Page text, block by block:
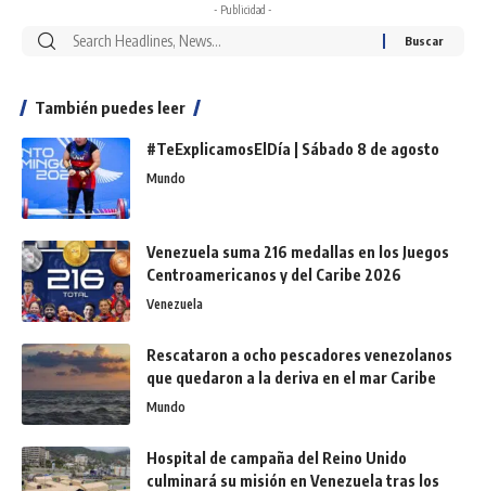
- Publicidad -
También puedes leer
#TeExplicamosElDía | Sábado 8 de agosto
Mundo
Venezuela suma 216 medallas en los Juegos
Centroamericanos y del Caribe 2026
Venezuela
Rescataron a ocho pescadores venezolanos
que quedaron a la deriva en el mar Caribe
Mundo
Hospital de campaña del Reino Unido
culminará su misión en Venezuela tras los